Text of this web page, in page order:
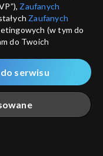
– rozróby u
Zaufanych
Zaufanych
(w tym do
do Twoich
udostępnianie
przez
zwanych dalej
za pomocą
serwisu